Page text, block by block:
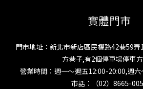
實體門市
門市地址：新北市新店區民權路42巷59
方巷子,有2個停車場停車方
營業時間：週一～週五12:00-20:00,週
市話：（02）8665-